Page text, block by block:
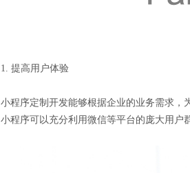
1. 提高用户体验
小程序定制开发能够根据企业的业务需求，
小程序可以充分利用微信等平台的庞大用户